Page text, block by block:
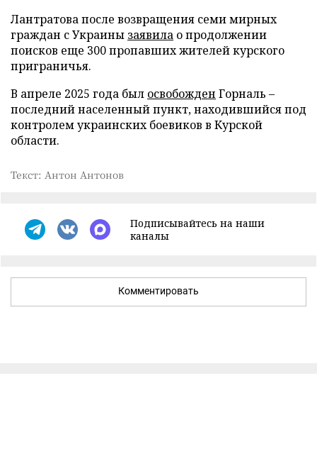
Лантратова после возвращения семи мирных
граждан с Украины заявила о продолжении
поисков еще 300 пропавших жителей курского
приграничья.
В апреле 2025 года был освобожден Горналь –
последний населенный пункт, находившийся под
контролем украинских боевиков в Курской
области.
Текст: Антон Антонов
Подписывайтесь на наши
каналы
Комментировать